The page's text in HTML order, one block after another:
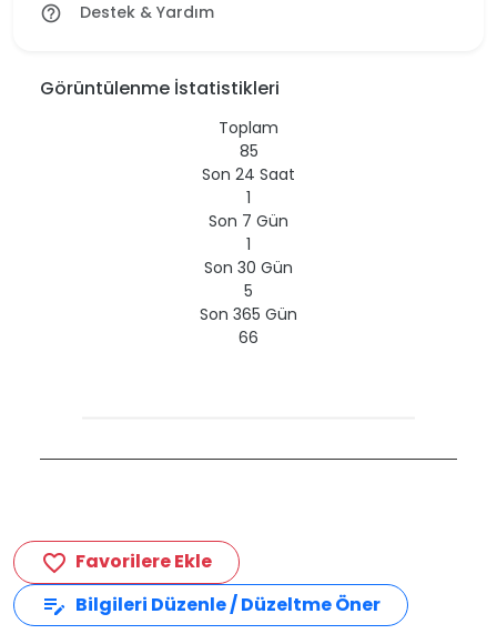
help_outline Destek & Yardım
Görüntülenme İstatistikleri
Toplam
85
Son 24 Saat
1
Son 7 Gün
1
Son 30 Gün
5
Son 365 Gün
66
favorite_border Favorilere Ekle
edit_note Bilgileri Düzenle / Düzeltme Öner